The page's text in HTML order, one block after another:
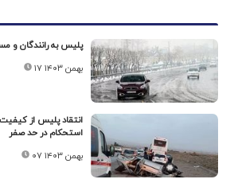
پلیس به رانندگان و
۱۷ بهمن ۱۴۰۳
انتقاد پلیس از
استحکام در حد صفر
۰۷ بهمن ۱۴۰۳